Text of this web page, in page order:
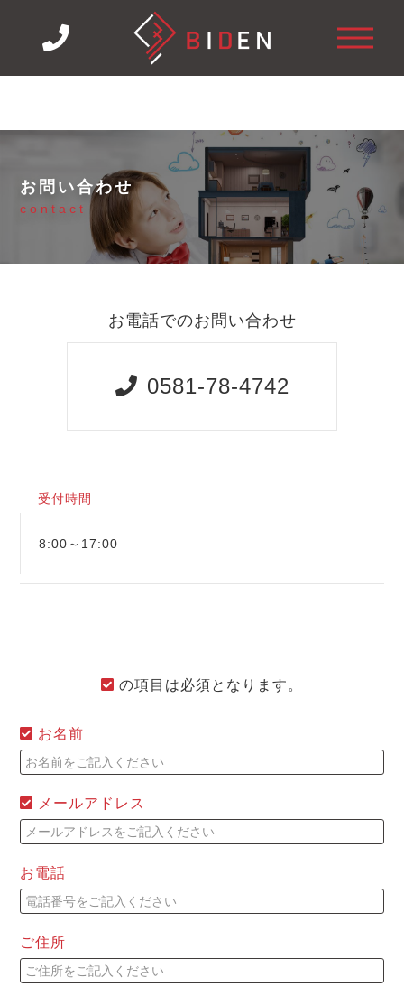
お問い合わせ
contact
お電話でのお問い合わせ
0581-78-4742
受付時間
8:00～17:00
の項目は必須となります。
お名前
メールアドレス
お電話
ご住所